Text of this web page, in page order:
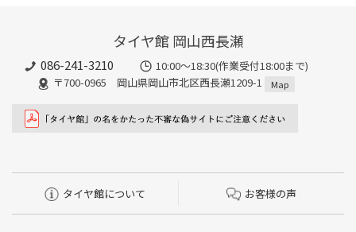
タイヤ館 岡山西長瀬
086-241-3210
10:00〜18:30(作業受付18:00まで)
〒700-0965 岡山県岡山市北区西長瀬1209-1
Map
タイヤ館について お客様の声